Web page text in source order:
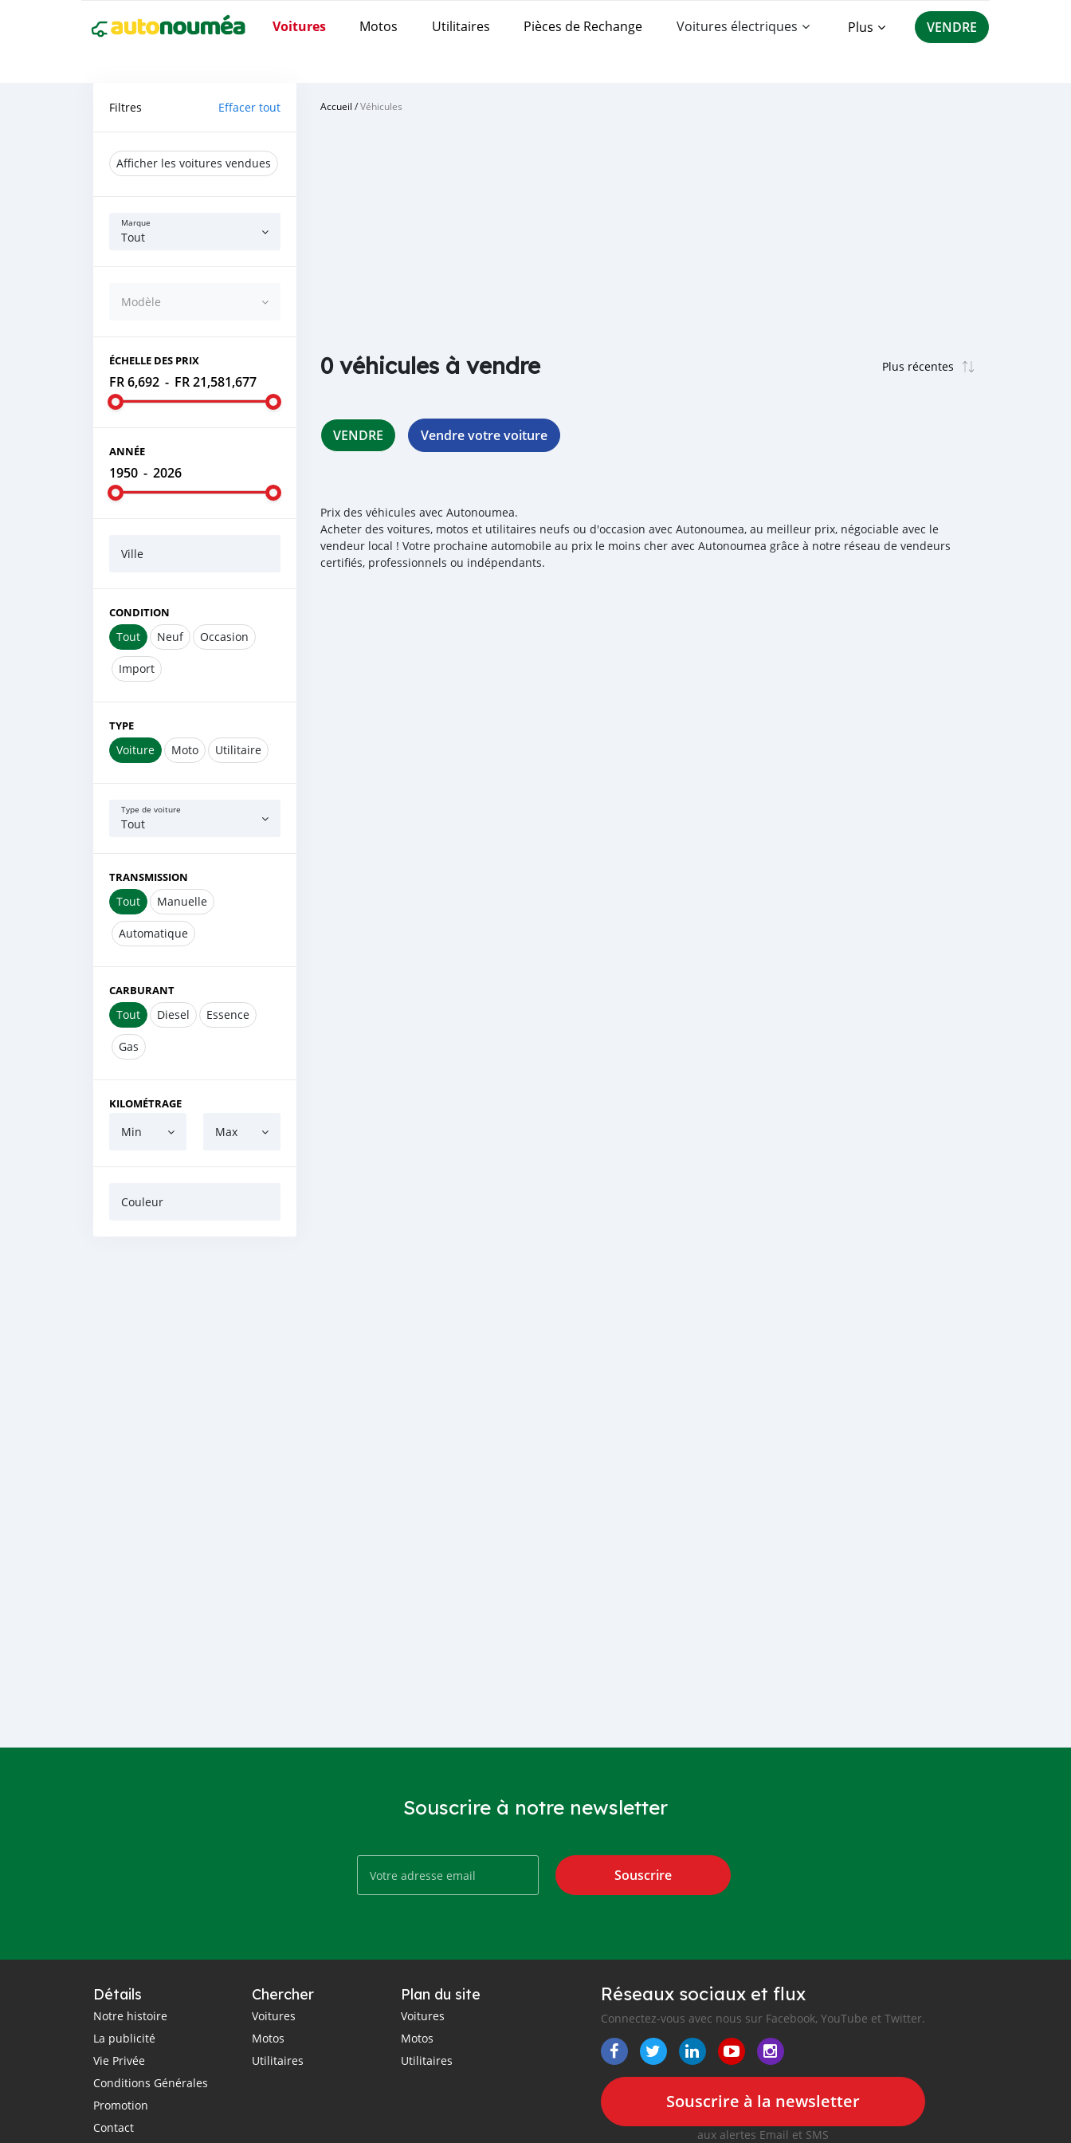
Voitures Motos Utilitaires Pièces de Rechange Voitures électriques Plus VENDRE
Filtres Effacer tout
Afficher les voitures vendues
Marque
Tout
Modèle
ÉCHELLE DES PRIX
FR 6,692 - FR 21,581,677
ANNÉE
1950 - 2026
Ville
CONDITION
Tout Neuf Occasion
Import
TYPE
Voiture Moto Utilitaire
Type de voiture
Tout
TRANSMISSION
Tout Manuelle
Automatique
CARBURANT
Tout Diesel Essence
Gas
KILOMÉTRAGE
Min Max
Couleur
Accueil /Véhicules
0 véhicules à vendre
VENDRE Vendre votre voiture
Prix des véhicules avec Autonoumea.
Acheter des voitures, motos et utilitaires neufs ou d'occasion avec Autonoumea, au meilleur prix, négociable avec le
vendeur local ! Votre prochaine automobile au prix le moins cher avec Autonoumea grâce à notre réseau de vendeurs
certifiés, professionnels ou indépendants.
Souscrire à notre newsletter
Souscrire
Détails
Notre histoire
La publicité
Vie Privée
Conditions Générales
Promotion
Contact
Chercher
Voitures
Motos
Utilitaires
Plan du site
Voitures
Motos
Utilitaires
Réseaux sociaux et flux
Connectez-vous avec nous sur Facebook, YouTube et Twitter.
Souscrire à la newsletter
aux alertes Email et SMS